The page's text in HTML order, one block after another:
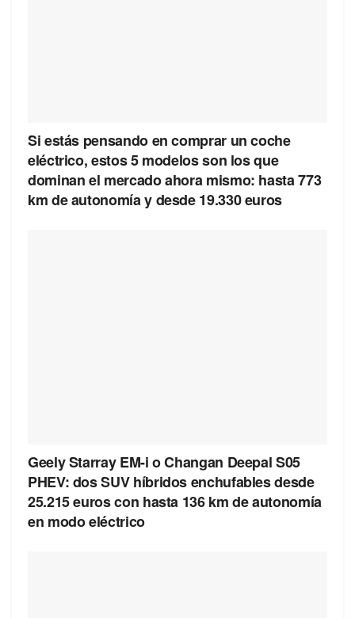
Si estás pensando en comprar un coche
eléctrico, estos 5 modelos son los que
dominan el mercado ahora mismo: hasta 773
km de autonomía y desde 19.330 euros
Geely Starray EM-i o Changan Deepal S05
PHEV: dos SUV híbridos enchufables desde
25.215 euros con hasta 136 km de autonomía
en modo eléctrico